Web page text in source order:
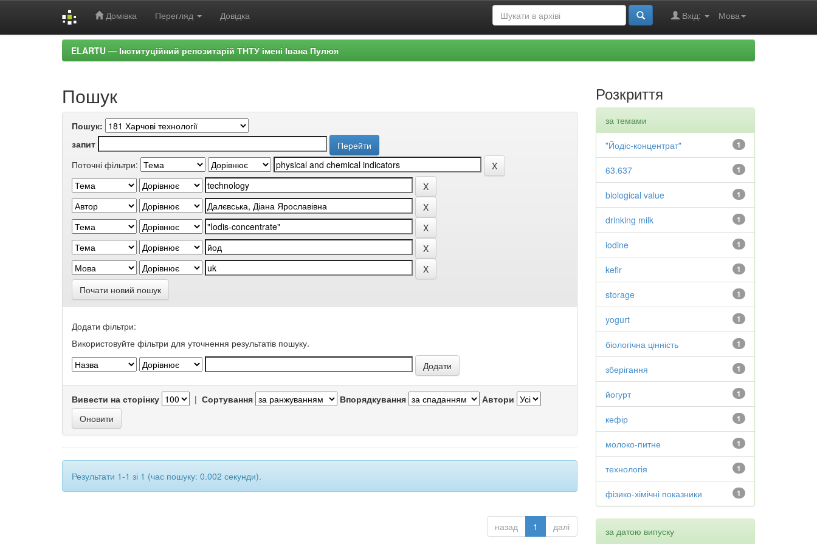
Домівка Перегляд Довідка Мова
Вхід:
ELARTU — Інституційний репозитарій ТНТУ імені Івана Пулюя
Пошук
Пошук:
запит
Поточні фільтри:
Почати новий пошук
Додати фільтри:
Використовуйте фільтри для уточнення результатів пошуку.
Вивести на сторінку | Сортування Впорядкування Автори
Результати 1-1 зі 1 (час пошуку: 0.002 секунди).
назад 1 далі
Розкриття
за темами
1
"Йодіс-концентрат"
1
63.637
1
biological value
1
drinking milk
1
iodine
1
kefir
1
storage
1
yogurt
1
біологічна цінність
1
зберігання
1
йогурт
1
кефір
1
молоко-питне
1
технологія
1
фізико-хімічні показники
за датою випуску